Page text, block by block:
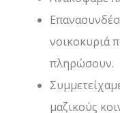
νοικοκυριά
πληρώσουν.
μαζικούς